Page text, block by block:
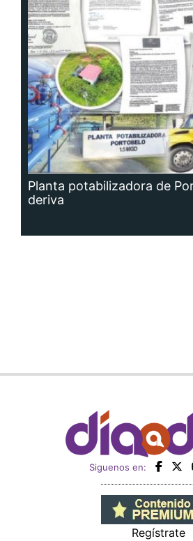
Planta potabilizadora de
deriva
Siguenos en:
Regístrate